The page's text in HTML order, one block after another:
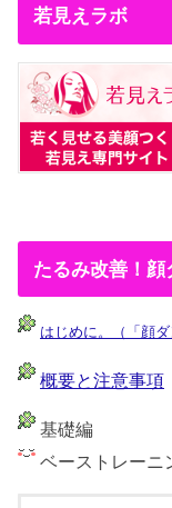
若見えラボ
たるみ改善！顔
はじめに。（「顔
概要と注意事項
基礎編
ベーストレーニ